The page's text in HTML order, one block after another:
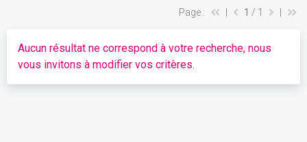
Page : 1 / 1
Aucun résultat ne correspond à votre recherche, nous
vous invitons à modifier vos critères.